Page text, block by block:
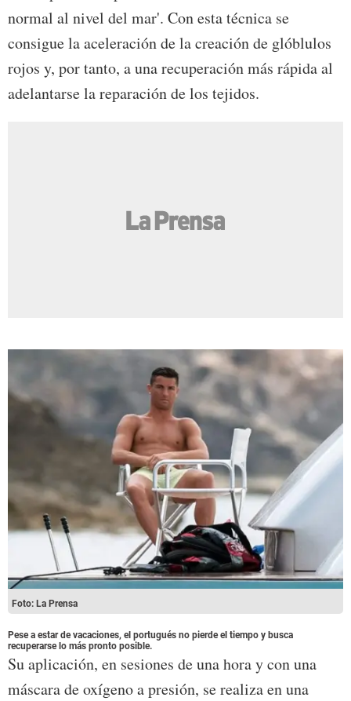
normal al nivel del mar'. Con esta técnica se
consigue la aceleración de la creación de glóblulos
rojos y, por tanto, a una recuperación más rápida al
adelantarse la reparación de los tejidos.
Foto: La Prensa
Pese a estar de vacaciones, el portugués no pierde el tiempo y busca
recuperarse lo más pronto posible.
Su aplicación, en sesiones de una hora y con una
máscara de oxígeno a presión, se realiza en una